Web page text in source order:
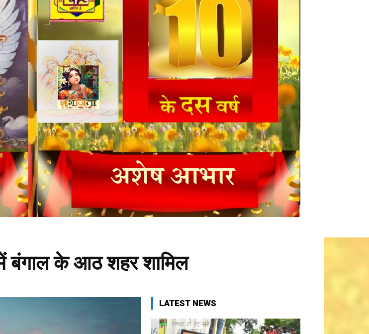
बंगाल के आठ शहर शामिल
LATEST NEWS